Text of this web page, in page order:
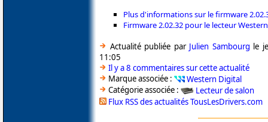
Plus d'informations sur le firmware
Firmware 2.02.32 pour le lecteur
Actualité publiée par Julien Sambourg le
11:05
Il y a 8 commentaires sur cette actualité
Marque associée :
Western Digital
Catégorie associée :
Lecteur de salon
Flux RSS des actualités TousLesDrivers.com